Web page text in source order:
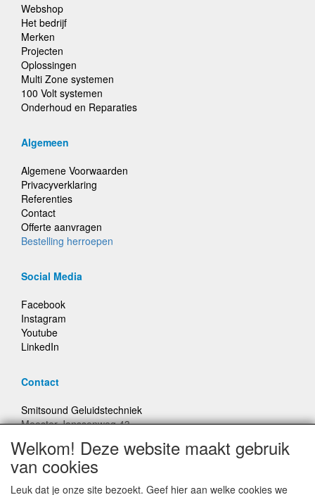
Webshop
Het bedrijf
Merken
Projecten
Oplossingen
Multi Zone systemen
100 Volt systemen
Onderhoud en Reparaties
Algemeen
Algemene Voorwaarden
Privacyverklaring
Referenties
Contact
Offerte aanvragen
Bestelling herroepen
Social Media
Facebook
Instagram
Youtube
LinkedIn
Contact
Smitsound Geluidstechniek
Meester Janssenweg 43
E-mail: info@smitsound.nl
Telefoon: +31-(0)6-22256322
Welkom! Deze website maakt gebruik
van cookies
Leuk dat je onze site bezoekt. Geef hier aan welke cookies we